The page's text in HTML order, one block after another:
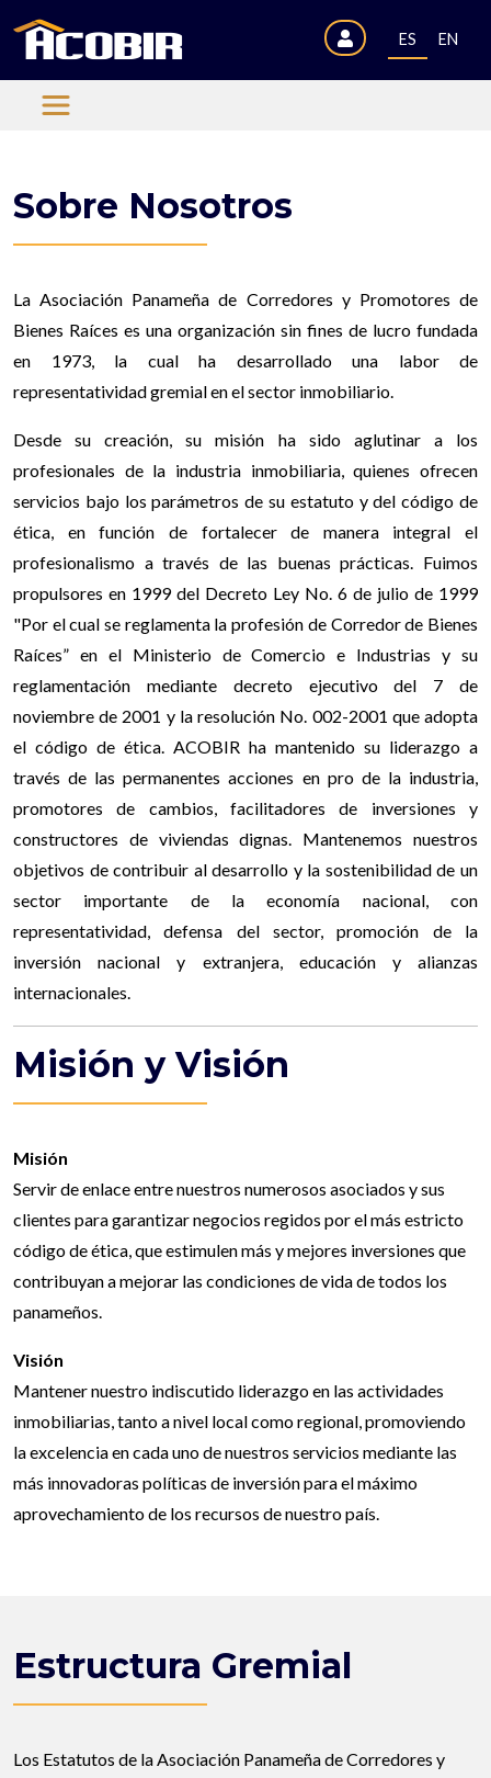
ES EN
Sobre Nosotros
La Asociación Panameña de Corredores y Promotores de
Bienes Raíces es una organización sin fines de lucro fundada
en 1973, la cual ha desarrollado una labor de
representatividad gremial en el sector inmobiliario.
Desde su creación, su misión ha sido aglutinar a los
profesionales de la industria inmobiliaria, quienes ofrecen
servicios bajo los parámetros de su estatuto y del código de
ética, en función de fortalecer de manera integral el
profesionalismo a través de las buenas prácticas. Fuimos
propulsores en 1999 del Decreto Ley No. 6 de julio de 1999
"Por el cual se reglamenta la profesión de Corredor de Bienes
Raíces” en el Ministerio de Comercio e Industrias y su
reglamentación mediante decreto ejecutivo del 7 de
noviembre de 2001 y la resolución No. 002-2001 que adopta
el código de ética. ACOBIR ha mantenido su liderazgo a
través de las permanentes acciones en pro de la industria,
promotores de cambios, facilitadores de inversiones y
constructores de viviendas dignas. Mantenemos nuestros
objetivos de contribuir al desarrollo y la sostenibilidad de un
sector importante de la economía nacional, con
representatividad, defensa del sector, promoción de la
inversión nacional y extranjera, educación y alianzas
internacionales.
Misión y Visión
Misión
Servir de enlace entre nuestros numerosos asociados y sus
clientes para garantizar negocios regidos por el más estricto
código de ética, que estimulen más y mejores inversiones que
contribuyan a mejorar las condiciones de vida de todos los
panameños.
Visión
Mantener nuestro indiscutido liderazgo en las actividades
inmobiliarias, tanto a nivel local como regional, promoviendo
la excelencia en cada uno de nuestros servicios mediante las
más innovadoras políticas de inversión para el máximo
aprovechamiento de los recursos de nuestro país.
Estructura Gremial
Los Estatutos de la Asociación Panameña de Corredores y